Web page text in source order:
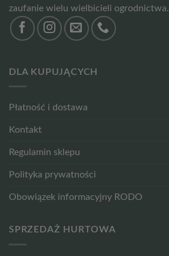
zaufanie wielu wielbicieli ogrodnictwa.
DLA KUPUJĄCYCH
Płatność i dostawa
Kontakt
Regulamin sklepu
Polityka prywatności
Obowiązek informacyjny RODO
SPRZEDAŻ HURTOWA